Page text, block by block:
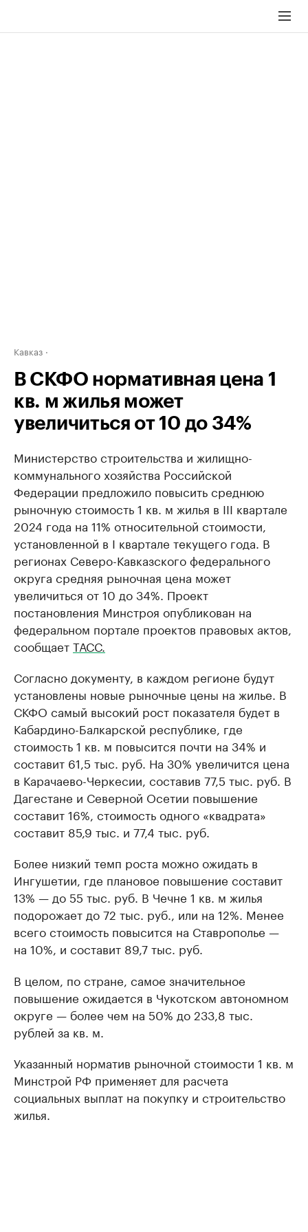
Кавказ
В СКФО нормативная цена 1
кв. м жилья может
увеличиться от 10 до 34%
Министерство строительства и жилищно-
коммунального хозяйства Российской
Федерации предложило повысить среднюю
рыночную стоимость 1 кв. м жилья в III квартале
2024 года на 11% относительной стоимости,
установленной в I квартале текущего года. В
регионах Северо-Кавказского федерального
округа средняя рыночная цена может
увеличиться от 10 до 34%. Проект
постановления Минстроя опубликован на
федеральном портале проектов правовых актов,
сообщаетТАСС.
Согласно документу, в каждом регионе будут
установлены новые рыночные цены на жилье. В
СКФО самый высокий рост показателя будет в
Кабардино-Балкарской республике, где
стоимость 1 кв. м повысится почти на 34% и
составит 61,5 тыс. руб. На 30% увеличится цена
в Карачаево-Черкесии, составив 77,5 тыс. руб. В
Дагестане и Северной Осетии повышение
составит 16%, стоимость одного «квадрата»
составит 85,9 тыс. и 77,4 тыс. руб.
Более низкий темп роста можно ожидать в
Ингушетии, где плановое повышение составит
13% — до 55 тыс. руб. В Чечне 1 кв. м жилья
подорожает до 72 тыс. руб., или на 12%. Менее
всего стоимость повысится на Ставрополье —
на 10%, и составит 89,7 тыс. руб.
В целом, по стране, самое значительное
повышение ожидается в Чукотском автономном
округе — более чем на 50% до 233,8 тыс.
рублей за кв. м.
Указанный норматив рыночной стоимости 1 кв. м
Минстрой РФ применяет для расчета
социальных выплат на покупку и строительство
жилья.